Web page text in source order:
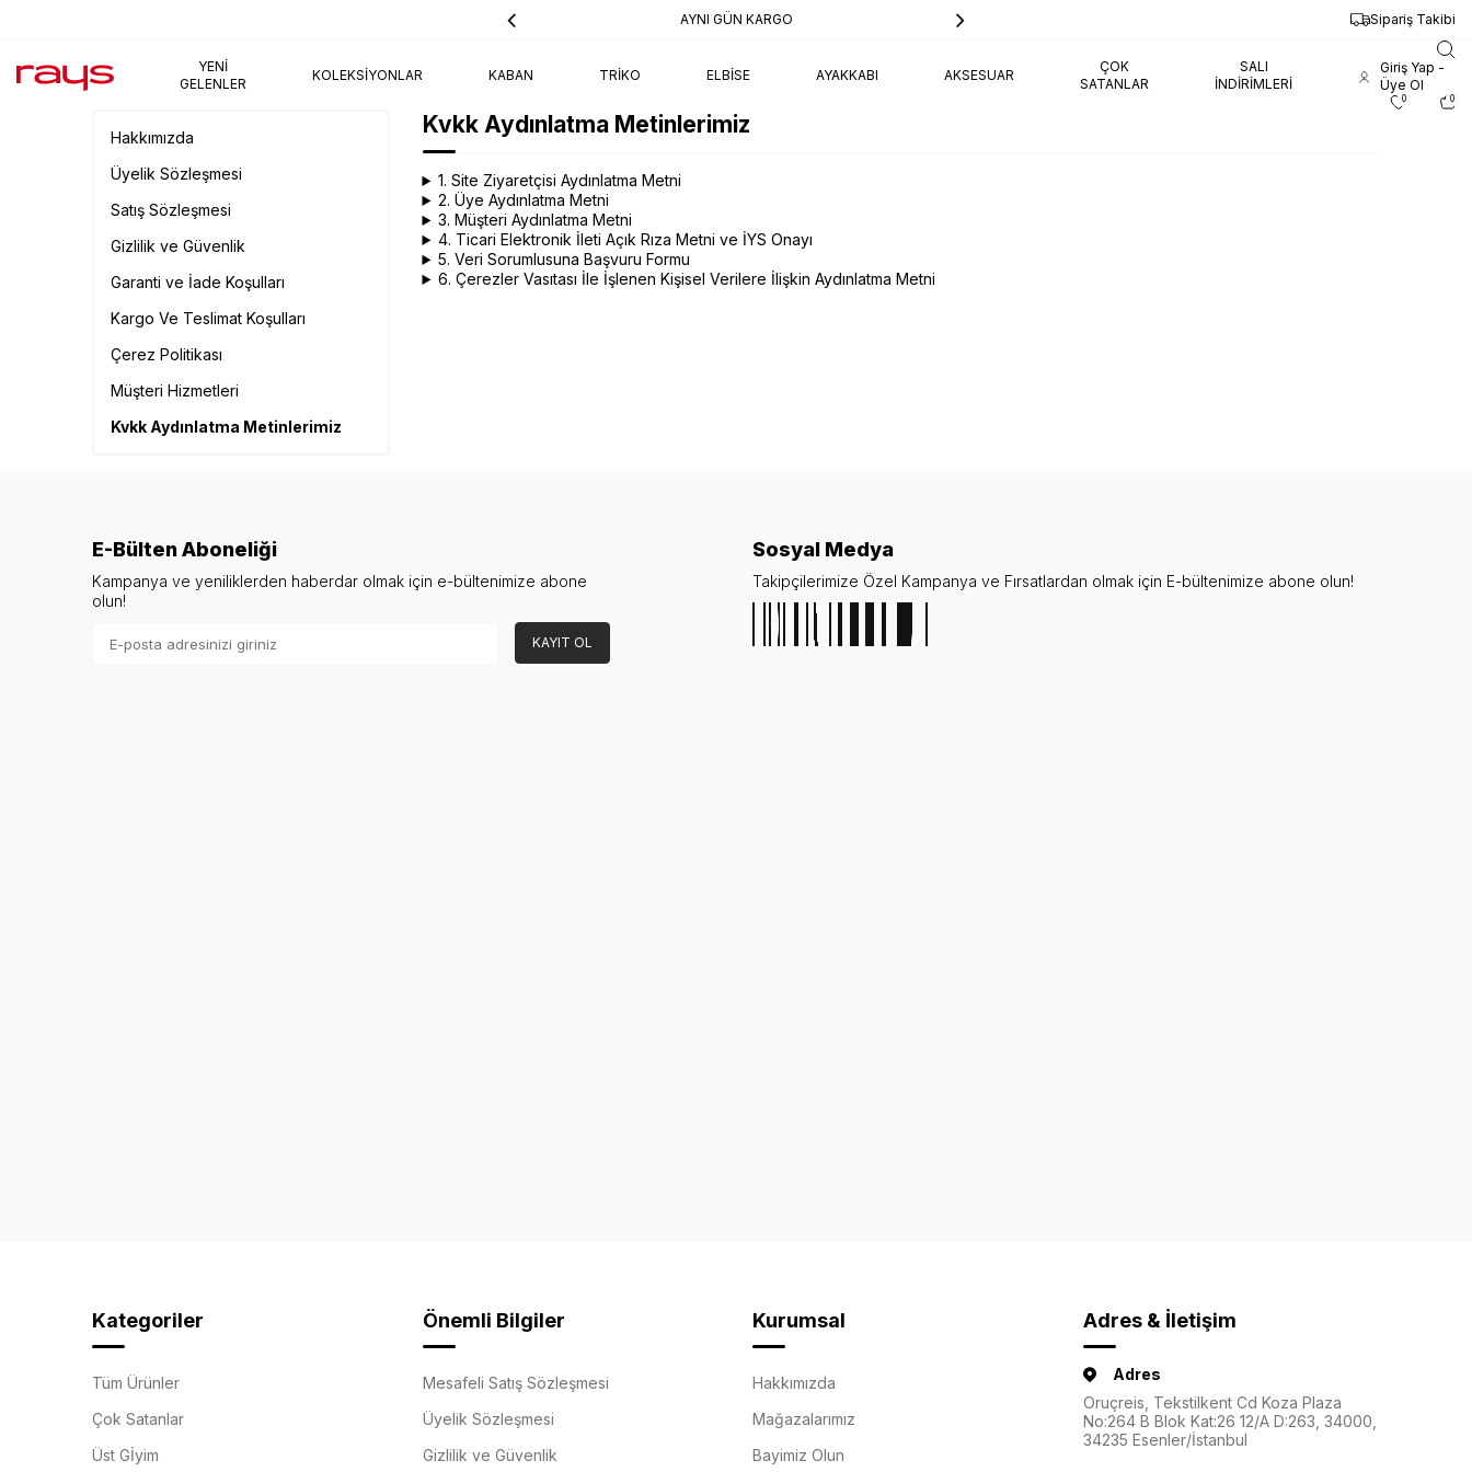
AYNI GÜN KARGO Sipariş Takibi
YENI
GELENLER
KOLEKSIYONLAR KABAN TRIKO ELBISE AYAKKABI AKSESUAR
ÇOK
SATANLAR
SALI
İNDIRIMLERI
Giriş Yap -
Üye Ol
0 0
Hakkımızda
Üyelik Sözleşmesi
Satış Sözleşmesi
Gizlilik ve Güvenlik
Garanti ve İade Koşulları
Kargo Ve Teslimat Koşulları
Çerez Politikası
Müşteri Hizmetleri
Kvkk Aydınlatma Metinlerimiz
Kvkk Aydınlatma Metinlerimiz
1. Site Ziyaretçisi Aydınlatma Metni
2. Üye Aydınlatma Metni
3. Müşteri Aydınlatma Metni
4. Ticari Elektronik İleti Açık Rıza Metni ve İYS Onayı
5. Veri Sorumlusuna Başvuru Formu
6. Çerezler Vasıtası İle İşlenen Kişisel Verilere İlişkin Aydınlatma Metni
E-Bülten Aboneliği
Kampanya ve yeniliklerden haberdar olmak için e-bültenimize abone
olun!
KAYIT OL
Sosyal Medya
Takipçilerimize Özel Kampanya ve Fırsatlardan olmak için E-bültenimize abone olun!
Kategoriler
Tüm Ürünler
Çok Satanlar
Üst Gİyim
Önemli Bilgiler
Mesafeli Satış Sözleşmesi
Üyelik Sözleşmesi
Gizlilik ve Güvenlik
Kurumsal
Hakkımızda
Mağazalarımız
Bayimiz Olun
Adres & İletişim
Adres
Oruçreis, Tekstilkent Cd Koza Plaza
No:264 B Blok Kat:26 12/A D:263, 34000,
34235 Esenler/İstanbul